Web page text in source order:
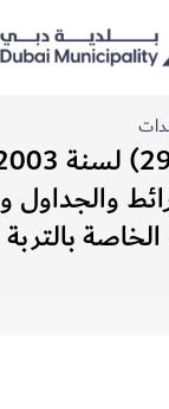
والجداول
الخاصة